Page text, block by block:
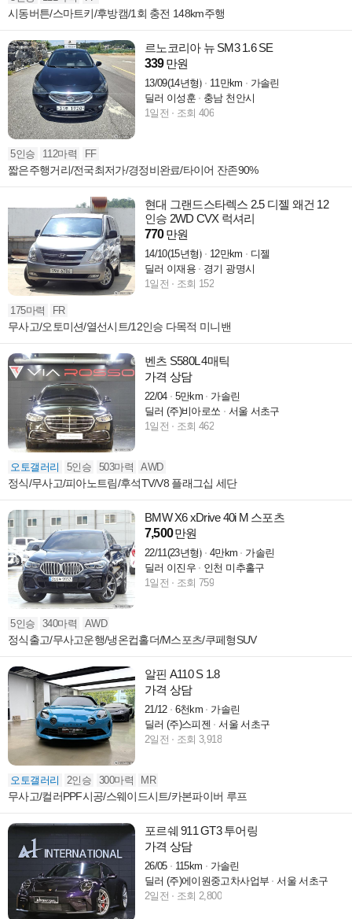
시동버튼/스마트키/후방캠/1회 충전 148km주행
르노코리아 뉴 SM3 1.6 SE
339만원
13/09(14년형) 11만km
가솔린
딜러 이성훈
충남 천안시
1일전
조회 406
5인승 112마력 FF
짧은주행거리/전국최저가/경정비완료/타이어 잔존90%
현대 그랜드스타렉스 2.5 디젤 왜건 12
인승 2WD CVX 럭셔리
770만원
14/10(15년형) 12만km
디젤
딜러 이재용
경기 광명시
1일전
조회 152
175마력 FR
무사고/오토미션/열선시트/12인승 다목적 미니밴
벤츠 S580L 4매틱
가격 상담
22/04 5만km
가솔린
딜러 (주)비아로쏘
서울 서초구
1일전
조회 462
오토갤러리 5인승 503마력 AWD
정식/무사고/피아노트림/후석TV/V8 플래그십 세단
BMW X6 xDrive 40i M 스포츠
7,500만원
22/11(23년형) 4만km
가솔린
딜러 이진우
인천 미추홀구
1일전
조회 759
5인승 340마력 AWD
정식출고/무사고운행/냉온컵홀더/M스포츠/쿠페형SUV
알핀 A110 S 1.8
가격 상담
21/12 6천km
가솔린
딜러 (주)스피젠
서울 서초구
2일전
조회 3,918
오토갤러리 2인승 300마력 MR
무사고/컬러PPF시공/스웨이드시트/카본파이버 루프
포르쉐 911 GT3 투어링
가격 상담
26/05 115km
가솔린
딜러 (주)에이원중고차사업부
서울 서초구
2일전
조회 2,800